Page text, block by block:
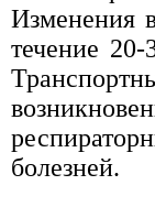
Изменения
течение
болезней.